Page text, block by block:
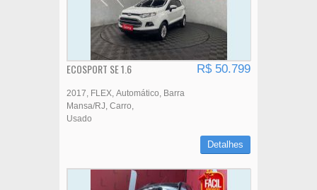
ECOSPORT SE 1.6 R$ 50.799
2017 FLEX Automático
Barra
Mansa/RJ Carro
Usado
Detalhes